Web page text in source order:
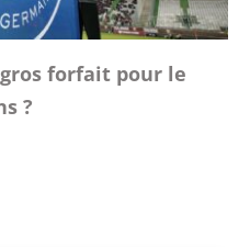
gros forfait pour le
?